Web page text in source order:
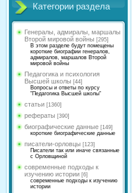
Категории раздела
Генералы, адмиралы, маршалы
Второй мировой войны [295]
В этом разделе будут помещены
короткие биографии генералов,
адмиралов, маршалов Второй
мировой войны
Педагогика и психология
Высшей школы [44]
Вопросы и ответы по курсу
"Педагогика Высшей школы"
статьи [1360]
рефераты [390]
биографические данные [149]
короткие биографические данные
писатели-орловцы [123]
Писатели так или иначе связанные
с Орловщиной
современные подходы к
изучению истории [6]
современные подходы к изучению
истории